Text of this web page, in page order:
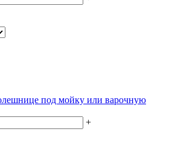
под мойку или варочную
+